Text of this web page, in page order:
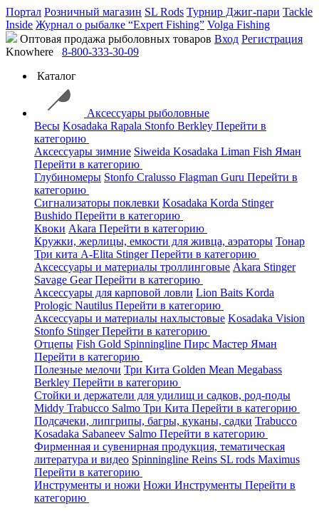
Портал Розничный магазин SL Rods Турнир Джиг-пари Tackle
Inside Журнал о рыбалке “Expert Fishing” Volga Fishing
Оптовая продажа рыболовных товаров Вход Регистрация
Knowhere
8-800-333-30-09
Каталог
Аксессуары рыболовные
Весы Kosadaka Rapala Stonfo Berkley Перейти в
категорию
Аксессуары зимние Siweida Kosadaka Liman Fish Яман
Перейти в категорию
Глубиномеры Stonfo Cralusso Flagman Guru Перейти в
категорию
Сигнализаторы поклевки Kosadaka Korda Stinger
Bushido Перейти в категорию
Квоки Akara Перейти в категорию
Кружки, жерлицы, емкости для живца, аэраторы Тонар
Три кита A-Elita StingerПерейти в категорию
Аксессуары и материалы троллинговые Akara Stinger
Savage GearПерейти в категорию
Аксессуары для карповой ловли Lion Baits Korda
Prologic Nautilus Перейти в категорию
Аксессуары и материалы нахлыстовые Kosadaka Vision
Stonfo StingerПерейти в категорию
Отцепы Fish Gold Spinningline Пирс Мастер Яман
Перейти в категорию
Полезные мелочи Три Кита Golden Mean Megabass
Berkley Перейти в категорию
Стойки и держатели для удилищ и садков, род-поды
Middy Trabucco Salmo Три Кита Перейти в категорию
Подсачеки, липгрипы, багры, куканы, садки Trabucco
Kosadaka Sabaneev Salmo Перейти в категорию
Фирменная и сувенирная продукция, тематическая
литература и видео Spinningline Reins SL rods Maximus
Перейти в категорию
Инструменты и ножи Ножи Инструменты Перейти в
категорию